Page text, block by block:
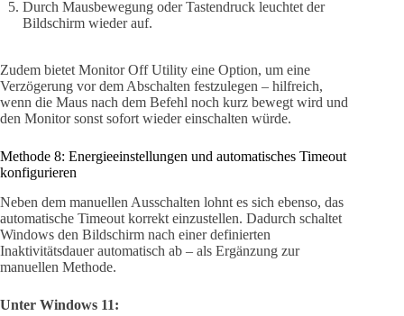
Durch Mausbewegung oder Tastendruck leuchtet der
Bildschirm wieder auf.
Zudem bietet Monitor Off Utility eine Option, um eine
Verzögerung vor dem Abschalten festzulegen – hilfreich,
wenn die Maus nach dem Befehl noch kurz bewegt wird und
den Monitor sonst sofort wieder einschalten würde.
Methode 8: Energieeinstellungen und automatisches Timeout
konfigurieren
Neben dem manuellen Ausschalten lohnt es sich ebenso, das
automatische Timeout korrekt einzustellen. Dadurch schaltet
Windows den Bildschirm nach einer definierten
Inaktivitätsdauer automatisch ab – als Ergänzung zur
manuellen Methode.
Unter Windows 11: